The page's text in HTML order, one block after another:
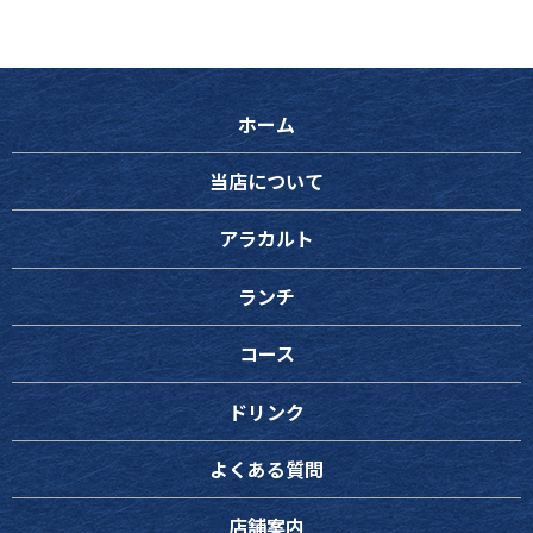
ホーム
当店について
アラカルト
ランチ
コース
ドリンク
よくある質問
店舗案内